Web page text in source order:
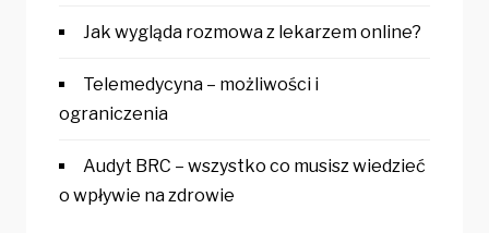
Jak wygląda rozmowa z lekarzem online?
Telemedycyna – możliwości i
ograniczenia
Audyt BRC – wszystko co musisz wiedzieć
o wpływie na zdrowie